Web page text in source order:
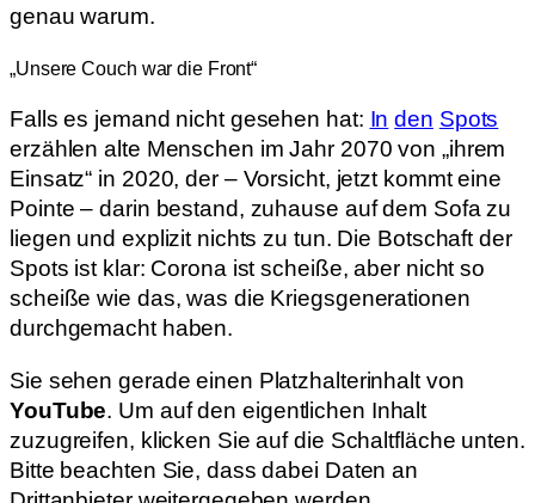
genau warum.
„Unsere Couch war die Front“
Falls es jemand nicht gesehen hat: In den Spots
erzählen alte Menschen im Jahr 2070 von „ihrem
Einsatz“ in 2020, der – Vorsicht, jetzt kommt eine
Pointe – darin bestand, zuhause auf dem Sofa zu
liegen und explizit nichts zu tun. Die Botschaft der
Spots ist klar: Corona ist scheiße, aber nicht so
scheiße wie das, was die Kriegsgenerationen
durchgemacht haben.
Sie sehen gerade einen Platzhalterinhalt von
YouTube. Um auf den eigentlichen Inhalt
zuzugreifen, klicken Sie auf die Schaltfläche unten.
Bitte beachten Sie, dass dabei Daten an